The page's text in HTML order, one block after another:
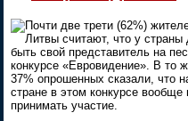
Почти две трети (62%)
Литвы считают, что у страны
быть свой представитель на
конкурсе «Евровидение». В то
37% опрошенных сказали, что
стране в этом конкурсе вообще
принимать участие.